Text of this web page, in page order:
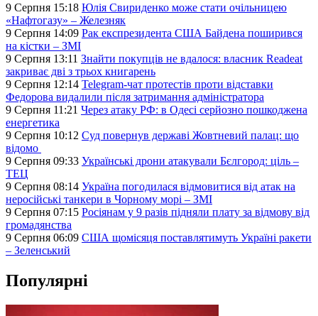
9 Серпня 15:18 Юлія Свириденко може стати очільницею
«Нафтогазу» – Железняк
9 Серпня 14:09 Рак експрезидента США Байдена поширився
на кістки – ЗМІ
9 Серпня 13:11 Знайти покупців не вдалося: власник Readeat
закриває дві з трьох книгарень
9 Серпня 12:14 Telegram-чат протестів проти відставки
Федорова видалили після затримання адміністратора
9 Серпня 11:21 Через атаку РФ: в Одесі серйозно пошкоджена
енергетика
9 Серпня 10:12 Суд повернув державі Жовтневий палац: що
відомо
9 Серпня 09:33 Українські дрони атакували Бєлгород: ціль –
ТЕЦ
9 Серпня 08:14 Україна погодилася відмовитися від атак на
неросійські танкери в Чорному морі – ЗМІ
9 Серпня 07:15 Росіянам у 9 разів підняли плату за відмову від
громадянства
9 Серпня 06:09 США щомісяця поставлятимуть Україні ракети
– Зеленський
Популярні